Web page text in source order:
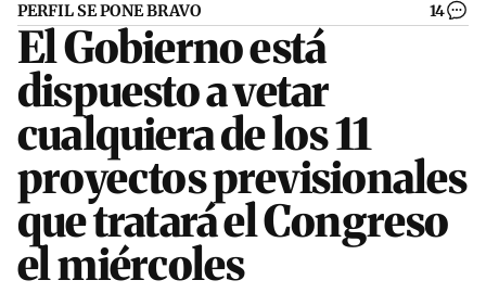
PERFIL SE PONE BRAVO 14
El Gobierno está
dispuesto a vetar
cualquiera de los 11
proyectos previsionales
que tratará el Congreso
el miércoles